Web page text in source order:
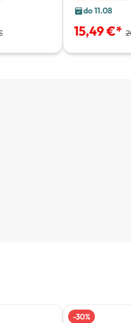
do 11.08
15,49 €*
-30%